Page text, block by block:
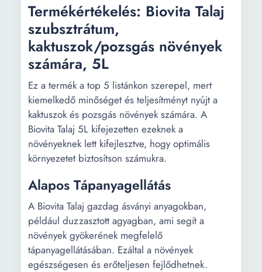
Termékértékelés: Biovita Talaj
szubsztrátum,
kaktuszok/pozsgás növények
számára, 5L
Ez a termék a top 5 listánkon szerepel, mert
kiemelkedő minőséget és teljesítményt nyújt a
kaktuszok és pozsgás növények számára. A
Biovita Talaj 5L kifejezetten ezeknek a
növényeknek lett kifejlesztve, hogy optimális
környezetet biztosítson számukra.
Alapos Tápanyagellátás
A Biovita Talaj gazdag ásványi anyagokban,
például duzzasztott agyagban, ami segít a
növények gyökerének megfelelő
tápanyagellátásában. Ezáltal a növények
egészségesen és erőteljesen fejlődhetnek.